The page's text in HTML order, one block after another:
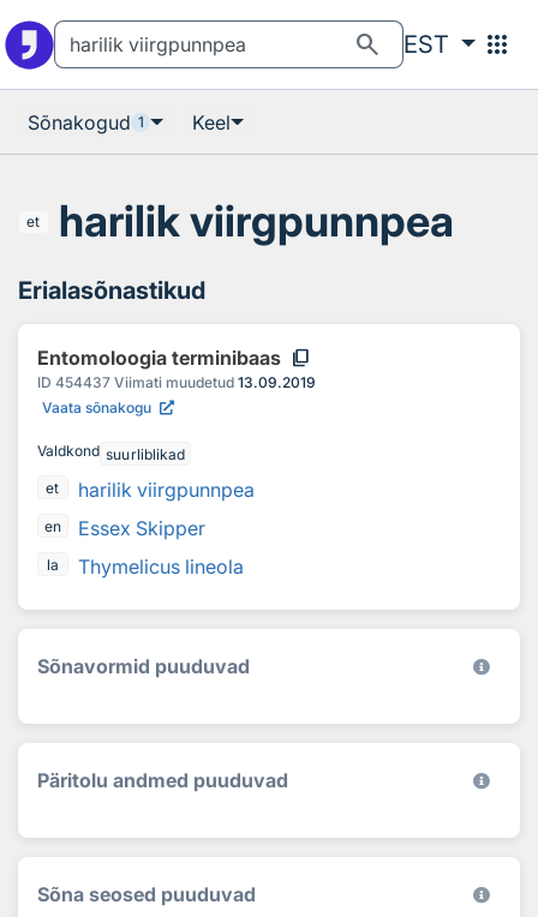
search EST apps
Sõnakogud 1 Keel
et harilik viirgpunnpea
Erialasõnastikud
Entomoloogia terminibaas content_copy
ID 454437 Viimati muudetud 13.09.2019
Vaata sõnakogu
Valdkond suurliblikad
et
harilik viirgpunnpea
en Essex Skipper
la Thymelicus lineola
Sõnavormid puuduvad
Päritolu andmed puuduvad
Sõna seosed puuduvad